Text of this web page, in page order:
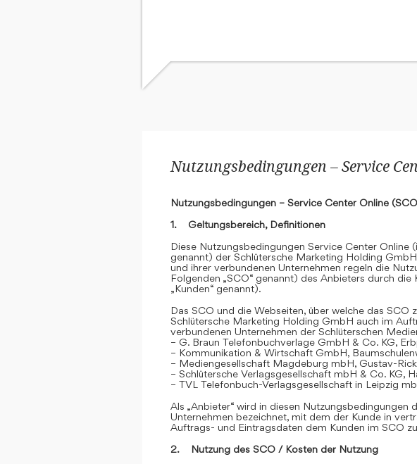
Nutzungsbedingungen – Service
Nutzungsbedingungen – Service Center Online
1. Geltungsbereich, Definitionen
Diese Nutzungsbedingungen Service Center Online
genannt) der Schlütersche Marketing Holding
und ihrer verbundenen Unternehmen regeln die
Folgenden „SCO“ genannt) des Anbieters durch
„Kunden“ genannt).
Das SCO und die Webseiten, über welche das
Schlütersche Marketing Holding GmbH auch im
verbundenen Unternehmen der Schlüterschen
– G. Braun Telefonbuchverlage GmbH & Co. KG,
– Kommunikation & Wirtschaft GmbH,
– Mediengesellschaft Magdeburg mbH, Gustav-
– Schlütersche Verlagsgesellschaft mbH & Co. KG,
– TVL Telefonbuch-Verlagsgesellschaft in Leipzig
Als „Anbieter“ wird in diesen Nutzungsbedingungen
Unternehmen bezeichnet, mit dem der Kunde in
Auftrags- und Eintragsdaten dem Kunden im SCO
2. Nutzung des SCO / Kosten der Nutzung